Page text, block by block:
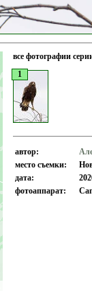
все фотографии
1
автор:
место съемки:
дата:
фотоаппарат: